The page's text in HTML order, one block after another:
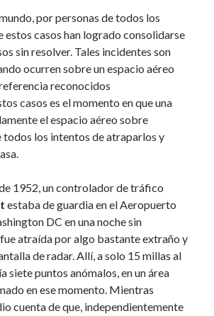
por personas de todos los
estos casos han logrado consolidarse
sin resolver. Tales incidentes son
ocurren sobre un espacio aéreo
reconocidos
casos es el momento en que una
el espacio aéreo sobre
los intentos de atraparlos y
1952, un controlador de tráfico
estaba de guardia en el Aeropuerto
DC en una noche sin
atraída por algo bastante extraño y
de radar. Allí, a solo 15 millas al
siete puntos anómalos, en un área
en ese momento. Mientras
cuenta de que, independientemente